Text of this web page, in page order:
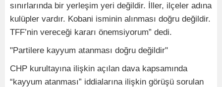
sınırlarında bir yerleşim yeri değildir. İller, ilçeler adına
kulüpler vardır. Kobani isminin alınması doğru değildir.
TFF’nin vereceği kararı önemsiyorum” dedi.
"Partilere kayyum atanması doğru değildir"
CHP kurultayına ilişkin açılan dava kapsamında
“kayyum atanması” iddialarına ilişkin görüşü sorulan